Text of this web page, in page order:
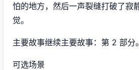
怕的地方，然后一声裂缝打破了寂
觉。
主要故事继续主要故事：第 2 部分。
可选场景